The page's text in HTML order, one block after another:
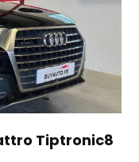
Tiptronic8